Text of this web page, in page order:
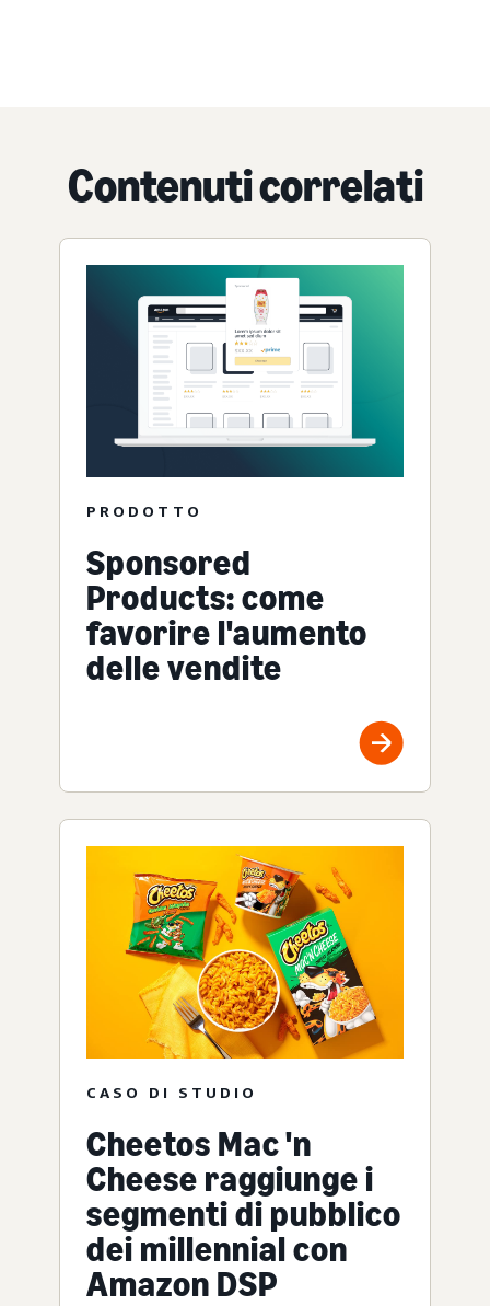
Contenuti correlati
PRODOTTO
Sponsored
Products: come
favorire l'aumento
delle vendite
CASO DI STUDIO
Cheetos Mac 'n
Cheese raggiunge i
segmenti di pubblico
dei millennial con
Amazon DSP